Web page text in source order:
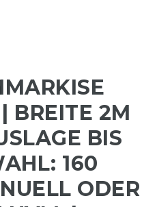
BREITE 2M
BIS
160
ODER